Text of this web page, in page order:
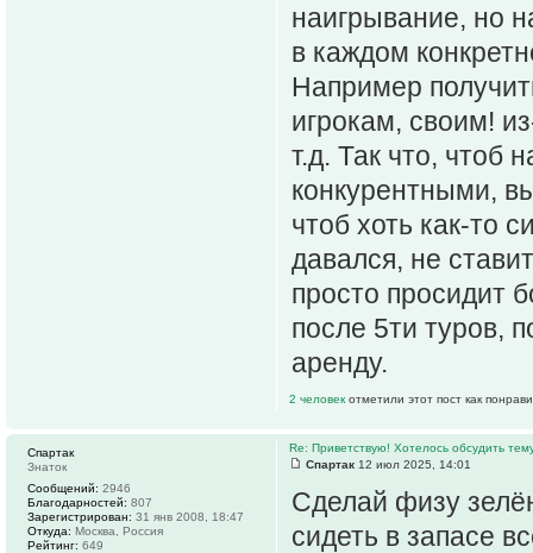
наигрывание, но
в каждом
Например
игрокам, своим!
т.д. Так что, чтоб
конкурентными,
чтоб хоть как-то
давался, не
просто просидит
после 5ти туров,
аренду.
2 человек отметили этот пост как
Re: Приветствую! Хотелось обсудить
Спартак 12 июл 2025, 14:01
Сделай физу
сидеть в запасе
Спартак
Знаток
Сообщений: 2946
Благодарностей: 807
Зарегистрирован: 31 янв 2008, 18:47
Откуда: Москва, Россия
Рейтинг: 649